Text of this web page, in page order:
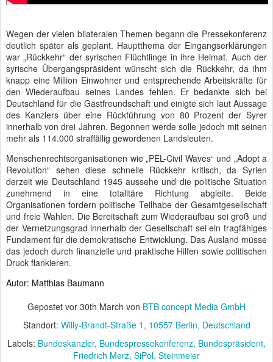
Wegen der vielen bilateralen Themen begann die Pressekonferenz
deutlich später als geplant. Hauptthema der Eingangserklärungen
war „Rückkehr“ der syrischen Flüchtlinge in ihre Heimat. Auch der
syrische Übergangspräsident wünscht sich die Rückkehr, da ihm
knapp eine Million Einwohner und entsprechende Arbeitskräfte für
den Wiederaufbau seines Landes fehlen. Er bedankte sich bei
Deutschland für die Gastfreundschaft und einigte sich laut Aussage
des Kanzlers über eine Rückführung von 80 Prozent der Syrer
innerhalb von drei Jahren. Begonnen werde solle jedoch mit seinen
mehr als 114.000 straffällig gewordenen Landsleuten.
Menschenrechtsorganisationen wie „PEL-Civil Waves“ und „Adopt a
Revolution“ sehen diese schnelle Rückkehr kritisch, da Syrien
derzeit wie Deutschland 1945 aussehe und die politische Situation
zunehmend in eine totalitäre Richtung abgleite. Beide
Organisationen fordern politische Teilhabe der Gesamtgesellschaft
und freie Wahlen. Die Bereitschaft zum Wiederaufbau sei groß und
der Vernetzungsgrad innerhalb der Gesellschaft sei ein tragfähiges
Fundament für die demokratische Entwicklung. Das Ausland müsse
das jedoch durch finanzielle und praktische Hilfen sowie politischen
Druck flankieren.
Autor: Matthias Baumann
Gepostet vor 30th March von BTB concept Media GmbH
Standort: Willy-Brandt-Straße 1, 10557 Berlin, Deutschland
Labels: Bundeskanzler Bundespressekonferenz Bundespräsident
Friedrich Merz SiPol Steinmeier